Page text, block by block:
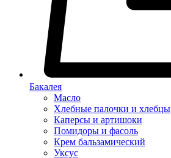
Бакалея
Масло
Хлебные палочки и хлебцы
Каперсы и артишоки
Помидоры и фасоль
Крем бальзамический
Уксус